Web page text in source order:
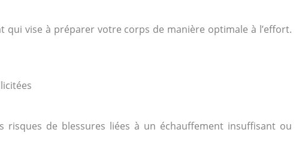
qui vise à préparer votre corps de manière optimale à l’effort.
de blessures liées à un échauffement insuffisant ou